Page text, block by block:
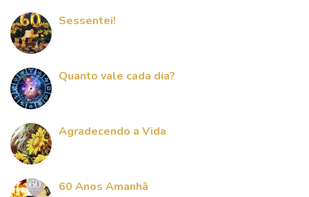
Sessentei!
Quanto vale cada dia?
Agradecendo a Vida
60 Anos Amanhã